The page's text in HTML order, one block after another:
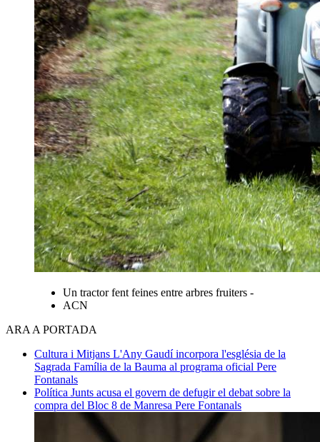
Un tractor fent feines entre arbres fruiters -
ACN
ARA A PORTADA
Cultura i Mitjans L'Any Gaudí incorpora l'església de la
Sagrada Família de la Bauma al programa oficial Pere
Fontanals
Política Junts acusa el govern de defugir el debat sobre la
compra del Bloc 8 de Manresa Pere Fontanals